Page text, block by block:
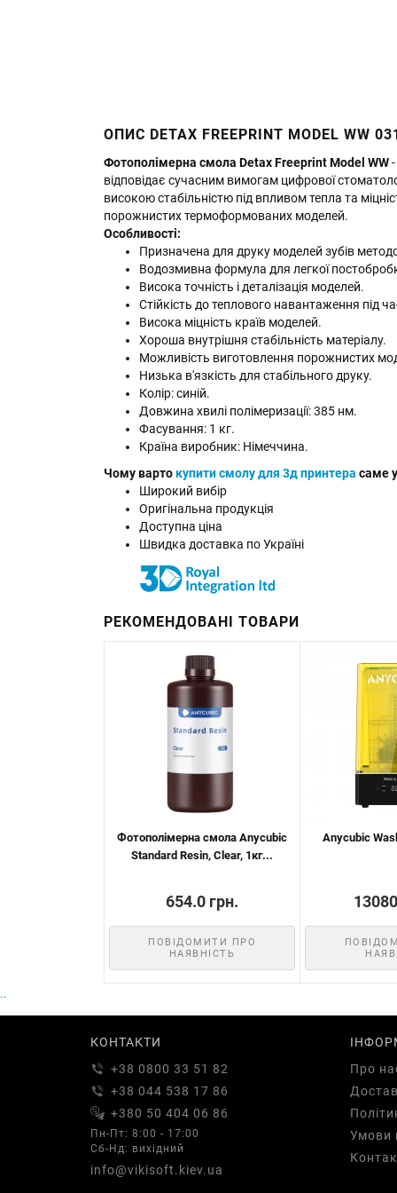
ОПИС DETAX FREEPRINT MODEL WW
Фотополімерна смола Detax Freeprint Model WW
відповідає сучасним вимогам цифрової
високою стабільністю під впливом тепла та
порожнистих термоформованих моделей.
Особливості:
Призначена для друку моделей зубів
Водозмивна формула для легкої
Висока точність і деталізація моделей.
Стійкість до теплового навантаження під
Висока міцність країв моделей.
Хороша внутрішня стабільність матеріалу.
Можливість виготовлення порожнистих
Низька в'язкість для стабільного друку.
Колір: синій.
Довжина хвилі полімеризації: 385 нм.
Фасування: 1 кг.
Країна виробник: Німеччина.
Чому вартокупити смолу для 3д принтера саме
Широкий вибір
Оригінальна продукція
Доступна ціна
Швидка доставка по Україні
РЕКОМЕНДОВАНІ ТОВАРИ
Фотополімерна смола Anycubic
Standard Resin, Clear, 1кг...
654.0 грн.
ПОВІДОМИТИ ПРО
НАЯВНІСТЬ
Anycubic
..
КОНТАКТИ
+38 0800 33 51 82
+38 044 538 17 86
+380 50 404 06 86
Пн-Пт: 8:00 - 17:00
Сб-Нд: вихідний
info@vikisoft.kiev.ua
Про
Умови